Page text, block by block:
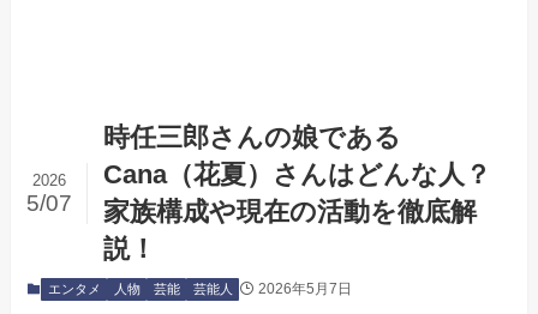
時任三郎さんの娘である
Cana（花夏）さんはどんな人？
家族構成や現在の活動を徹底解
説！
2026
5/07
エンタメ 人物 芸能 芸能人 2026年5月7日